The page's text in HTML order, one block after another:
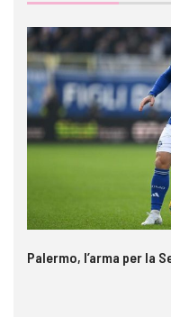
Palermo, l’arma per la